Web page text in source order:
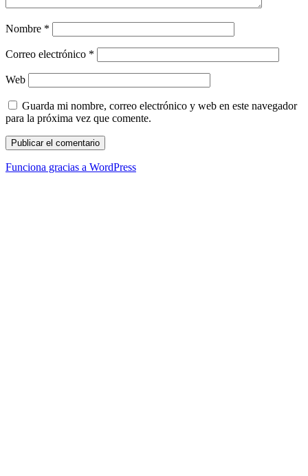
Nombre *
Correo electrónico *
Web
Guarda mi nombre, correo electrónico y web en este navegador
para la próxima vez que comente.
Funciona gracias a WordPress